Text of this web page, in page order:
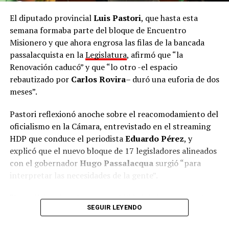
el descontrol y la negligencia. Una Misiones mejor es
posible, y hoy empezamos a construirla”, remarcó.
De cara al proceso electoral, el presidente del partido
fue tajante sobre los adversarios locales: “La mona,
aunque se vista de seda, mona queda. Van a ponerse el
nombre que quieran, a cambiarse de nombre, pero
representan lo mismo. Nosotros somos lo opuesto,
responsabilidad de construir una alternativa clara que
represente el cambio”.
La Escuela de Dirigentes continuará con un ciclo de
capacitaciones orientadas a dotar de herramientas a
los futuros concejales, intendentes y equipos de
El diputado provincialLuis Pastori, que hasta esta
semana formaba parte del bloque de Encuentro
Misionero y que ahora engrosa las filas de la bancada
passalacquista en laLegislatura, afirmó que “la
Renovación caducó” y que “lo otro -el espacio
rebautizado por Carlos Rovira– duró una euforia de dos
meses”.
Pastori reflexionó anoche sobre el reacomodamiento del
oficialismo en la Cámara, entrevistado en el streaming
HDP que conduce el periodistaEduardo Pérez, y
explicó que el nuevo bloque de 17 legisladores alineados
con el gobernadorHugo Passalacquasurgió “para
interpretar las necesidades de la gente”.
“La política tiene la responsabilidad de interpretar la
necesidad de la gente y transformarla en soluciones”,
SEGUIR LEYENDO